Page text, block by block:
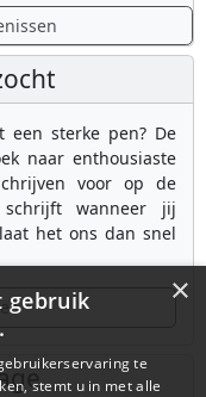
een sterke pen? De
naar enthousiaste
voor op de
schrijft wanneer jij
het ons dan snel
×
gebruik
te
stemt u in met alle